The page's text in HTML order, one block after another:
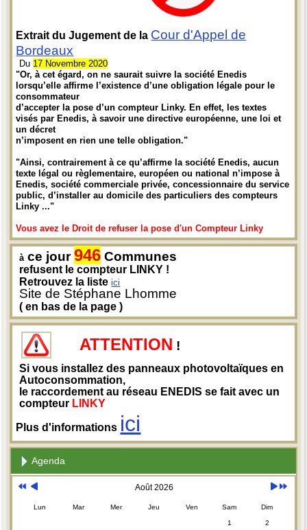
Extrait du Jugement de la Cour d'Appel de
Bordeaux
Du 17 Novembre 2020
"Or, à cet égard, on ne saurait suivre la société Enedis
lorsqu’elle affirme l’existence d’une obligation légale pour le
consommateur
d’accepter la pose d’un compteur Linky. En effet, les textes
visés par Enedis, à savoir une directive européenne, une loi et
un décret
n’imposent en rien une telle obligation."
"Ainsi, contrairement à ce qu’affirme la société Enedis, aucun
texte légal ou règlementaire, européen ou national n’impose à
Enedis, société commerciale privée, concessionnaire du service
public, d’installer au domicile des particuliers des compteurs
Linky ..."
Vous avez le Droit de refuser la pose d'un Compteur Linky
à ce jour946 Communes
refusent le compteur LINKY !
Retrouvez la listeici
Site de Stéphane Lhomme
( en bas de la page )
ATTENTION !
Si vous installez des panneaux photovoltaïques en
Autoconsommation,
le raccordement au réseau ENEDIS se fait avec un
compteur LINKY
Plus d'informations ici
Agenda
Août 2026
Lun Mar Mer Jeu Ven Sam Dim
1 2